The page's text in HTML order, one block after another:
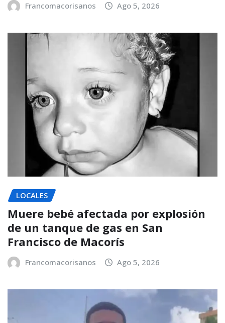
Francomacorisanos Ago 5, 2026
LOCALES
Muere bebé afectada por explosión
de un tanque de gas en San
Francisco de Macorís
Francomacorisanos Ago 5, 2026